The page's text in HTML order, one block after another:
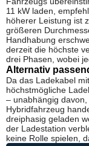
11 kW laden,
höherer Leistung ist
größeren
Handhabung
derzeit die höchste
drei Phasen, wobei
Alternativ
Da das Ladekabel
höchstmögliche
– unabhängig
Hybridfahrzeug
dreiphasig geladen
der Ladestation
keine Rolle spielen,